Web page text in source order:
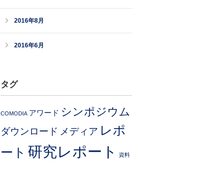
2016年8月
2016年6月
タグ
COMODIA アワード シンポジウム
ダウンロード メディア レポ
ート 研究レポート 資料